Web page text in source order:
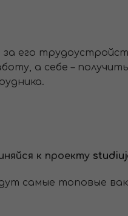
за его
а себе – получить
к проекту
самые топовые